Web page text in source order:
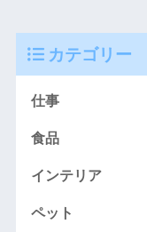
カテゴリー
仕事
食品
インテリア
ペット